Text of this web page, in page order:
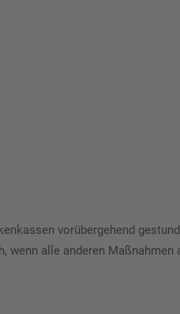
vorübergehend
wenn alle anderen Maßnahmen